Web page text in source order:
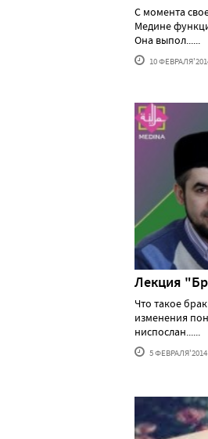
С момента
Медине
Она выпол......
10
Лекция
Что такое
изменения
ниспослан......
5 ФЕВРАЛЯ'2014